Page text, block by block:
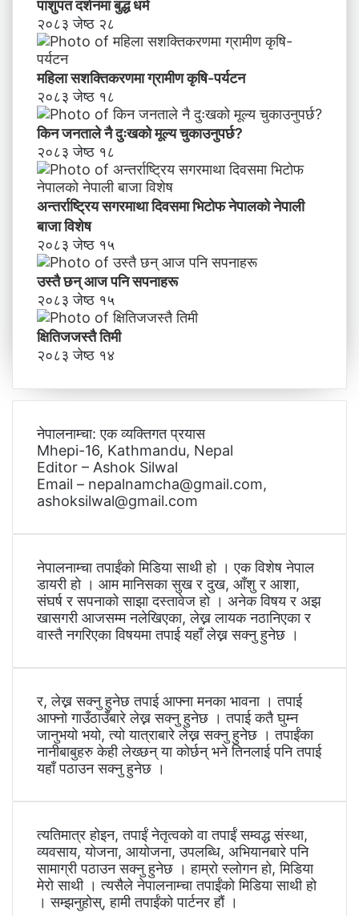
पाशुपत दर्शनमा बुद्ध धर्म​
२०८३ जेष्ठ २८
महिला सशक्तिकरणमा ग्रामीण कृषि-पर्यटन
२०८३ जेष्ठ १८
किन जनताले नै दुःखको मूल्य चुकाउनुपर्छ?
२०८३ जेष्ठ १८
अन्तर्राष्ट्रिय सगरमाथा दिवसमा भिटाेफ नेपालकाे नेपाली
बाजा विशेष
२०८३ जेष्ठ १५
उस्तै छन् आज पनि सपनाहरू
२०८३ जेष्ठ १५
क्षितिजजस्तै तिमी
२०८३ जेष्ठ १४
नेपालनाम्चा: एक व्यक्तिगत प्रयास
Mhepi-16, Kathmandu, Nepal
Editor – Ashok Silwal
Email – nepalnamcha@gmail.com,
ashoksilwal@gmail.com
नेपालनाम्चा तपाईंको मिडिया साथी हो । एक विशेष नेपाल
डायरी हो । आम मानिसका सुख र दुख, आँशु र आशा,
संघर्ष र सपनाको साझा दस्तावेज हो । अनेक विषय र अझ
खासगरी आजसम्म नलेखिएका, लेख्न लायक नठानिएका र
वास्तै नगरिएका विषयमा तपाई यहाँ लेख्न सक्नु हुनेछ ।
र, लेख्न सक्नु हुनेछ तपाई आफ्ना मनका भावना । तपाई
आफ्नो गाउँठाउँबारे लेख्न सक्नु हुनेछ । तपाई कतै घुम्न
जानुभयो भयो, त्यो यात्राबारे लेख्न सक्नु हुनेछ । तपाईंका
नानीबाबुहरु केही लेख्छन् या कोर्छन् भने तिनलाई पनि तपाई
यहाँ पठाउन सक्नु हुनेछ ।
त्यतिमात्र होइन, तपाईं नेतृत्वको वा तपाईं सम्वद्ध संस्था,
व्यवसाय, योजना, आयोजना, उपलब्धि, अभियानबारे पनि
सामाग्री पठाउन सक्नु हुनेछ । हाम्रो स्लोगन हो, मिडिया
मेरो साथी । त्यसैले नेपालनाम्चा तपाईंको मिडिया साथी हो
। सम्झनुहोस्, हामी तपाईंको पार्टनर हौं ।